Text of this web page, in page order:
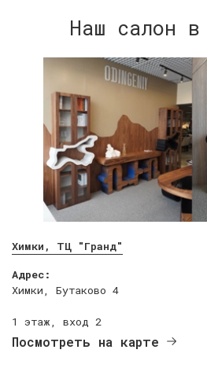
Наш салон в
Химки, ТЦ "Гранд"
Адрес:
Химки, Бутаково 4
1 этаж, вход 2
Посмотреть на карте